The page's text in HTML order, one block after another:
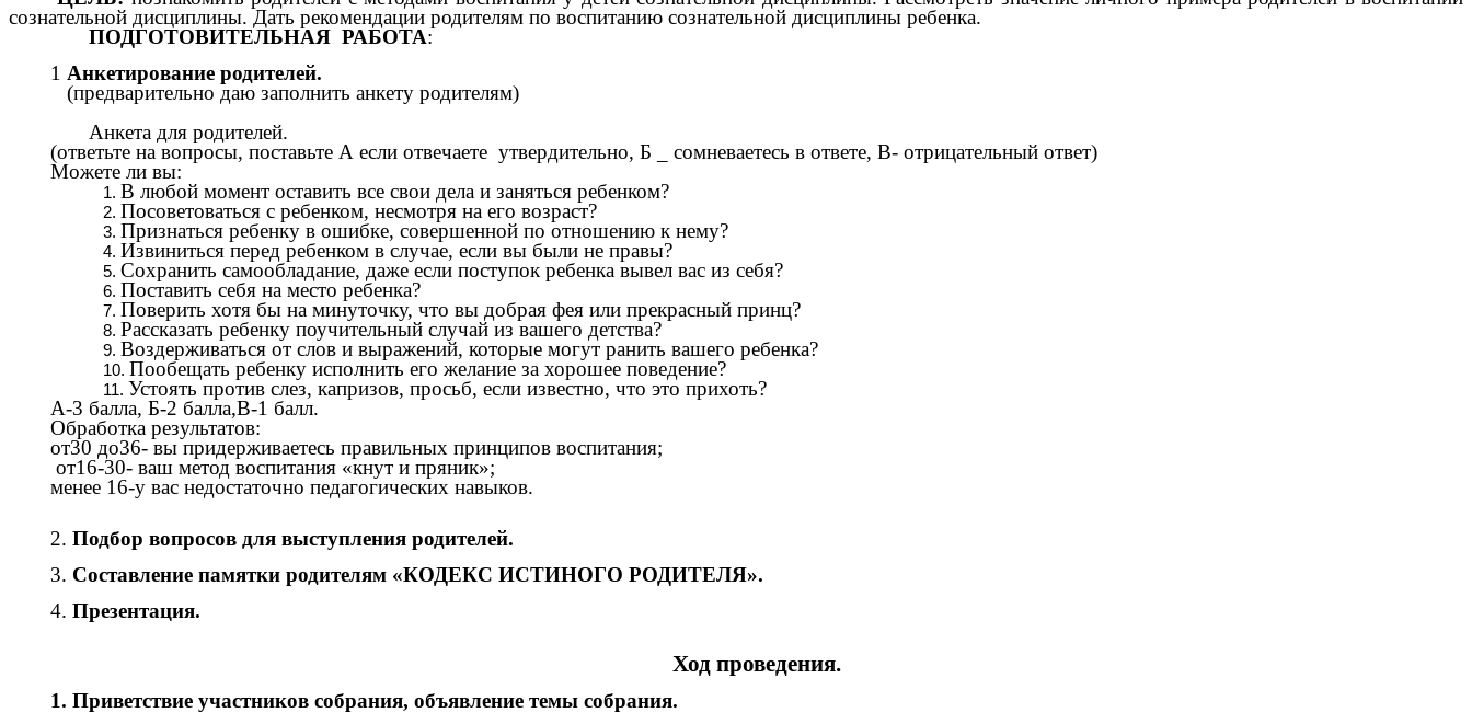
сознательной дисциплины. Дать рекомендации родителям по воспитанию сознательной дисциплины ребенка.
ПОДГОТОВИТЕЛЬНАЯ РАБОТА:
1 Анкетирование родителей.
(предварительно даю заполнить анкету родителям)
Анкета для родителей.
(ответьте на вопросы, поставьте А если отвечаете утвердительно, Б _ сомневаетесь в ответе, В- отрицательный ответ)
Можете ли вы:
В любой момент оставить все свои дела и заняться ребенком?
Посоветоваться с ребенком, несмотря на его возраст?
Признаться ребенку в ошибке, совершенной по отношению к нему?
Извиниться перед ребенком в случае, если вы были не правы?
Сохранить самообладание, даже если поступок ребенка вывел вас из себя?
Поставить себя на место ребенка?
Поверить хотя бы на минуточку, что вы добрая фея или прекрасный принц?
Рассказать ребенку поучительный случай из вашего детства?
Воздерживаться от слов и выражений, которые могут ранить вашего ребенка?
Пообещать ребенку исполнить его желание за хорошее поведение?
Устоять против слез, капризов, просьб, если известно, что это прихоть?
А-3 балла, Б-2 балла,В-1 балл.
Обработка результатов:
от30 до36- вы придерживаетесь правильных принципов воспитания;
от16-30- ваш метод воспитания «кнут и пряник»;
менее 16-у вас недостаточно педагогических навыков.
2. Подбор вопросов для выступления родителей.
3. Составление памятки родителям «КОДЕКС ИСТИНОГО РОДИТЕЛЯ».
4. Презентация.
Ход проведения.
1. Приветствие участников собрания, объявление темы собрания.